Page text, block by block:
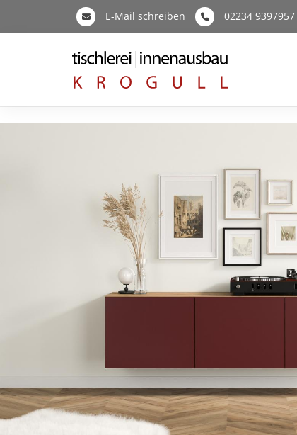
E-Mail schreiben 02234 9397957